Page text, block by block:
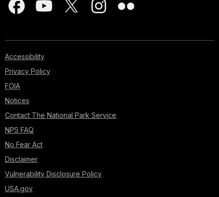
Accessibility
Privacy Policy
FOIA
Notices
Contact The National Park Service
NPS FAQ
No Fear Act
Disclaimer
Vulnerability Disclosure Policy
USA.gov